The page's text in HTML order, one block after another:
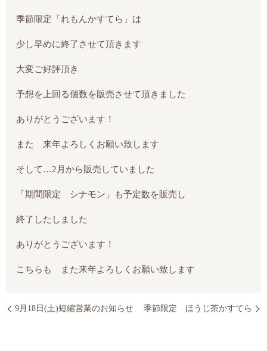
季節限定「れもんかすてら」は
少し早めに終了させて頂きます
大変ご好評頂き
予想を上回る個数を販売させて頂きました
ありがとうございます！
また 来年よろしくお願い致します
そして…2月から販売していました
「期間限定 シナモン」も予定数を販売し
終了したしました
ありがとうございます！
こちらも また来年よろしくお願い致します
9月18日(土)短縮営業のお知らせ 季節限定 ほうじ茶かすてら